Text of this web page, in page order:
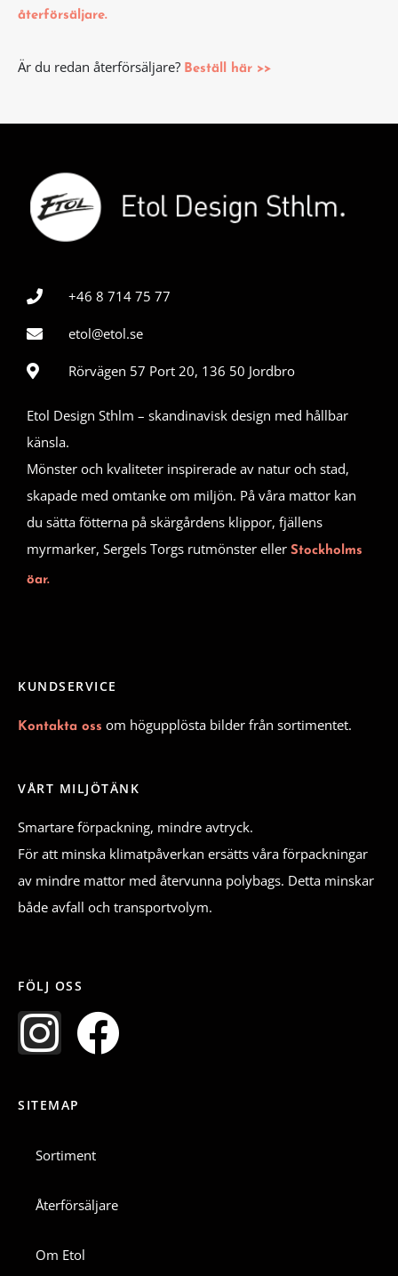
återförsäljare.
Är du redan återförsäljare? Beställ här >>
+46 8 714 75 77
etol@etol.se
Rörvägen 57 Port 20, 136 50 Jordbro
Etol Design Sthlm – skandinavisk design med hållbar
känsla.
Mönster och kvaliteter inspirerade av natur och stad,
skapade med omtanke om miljön. På våra mattor kan
du sätta fötterna på skärgårdens klippor, fjällens
myrmarker, Sergels Torgs rutmönster eller Stockholms
öar.
KUNDSERVICE
Kontakta oss om högupplösta bilder från sortimentet.
VÅRT MILJÖTÄNK
Smartare förpackning, mindre avtryck.
För att minska klimatpåverkan ersätts våra förpackningar
av mindre mattor med återvunna polybags. Detta minskar
både avfall och transportvolym.
FÖLJ OSS
I
s
t
a
g
F
b
SITEMAP
Sortiment
Återförsäljare
Om Etol